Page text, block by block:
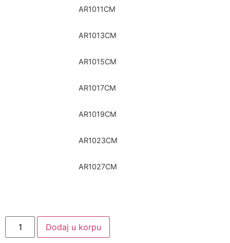
AR1011CM
AR1013CM
AR1015CM
AR1017CM
AR1019CM
AR1023CM
AR1027CM
Dodaj u korpu